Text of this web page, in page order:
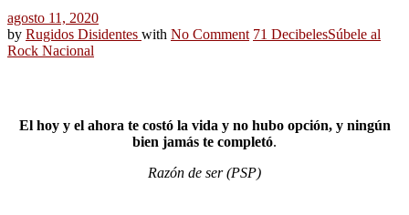
agosto 11, 2020
by Rugidos Disidentes with No Comment 71 DecibelesSúbele al
Rock Nacional
El hoy y el ahora te costó la vida y no hubo opción, y ningún
bien jamás te completó.
Razón de ser (PSP)